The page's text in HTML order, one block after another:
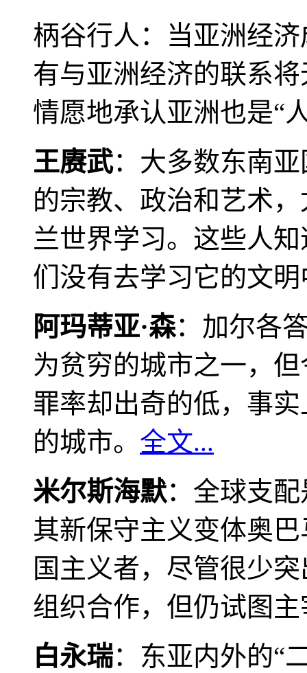
柄谷行人：当亚洲经
有与亚洲经济的联系
情愿地承认亚洲也是“
王赓武：大多数东南
的宗教、政治和艺术
兰世界学习。这些人
们没有去学习它的文
阿玛蒂亚·森：加尔各
为贫穷的城市之一，
罪率却出奇的低，事
的城市。 全文...
米尔斯海默：全球支
其新保守主义变体奥
国主义者，尽管很少
组织合作，但仍试图
白永瑞：东亚内外的“